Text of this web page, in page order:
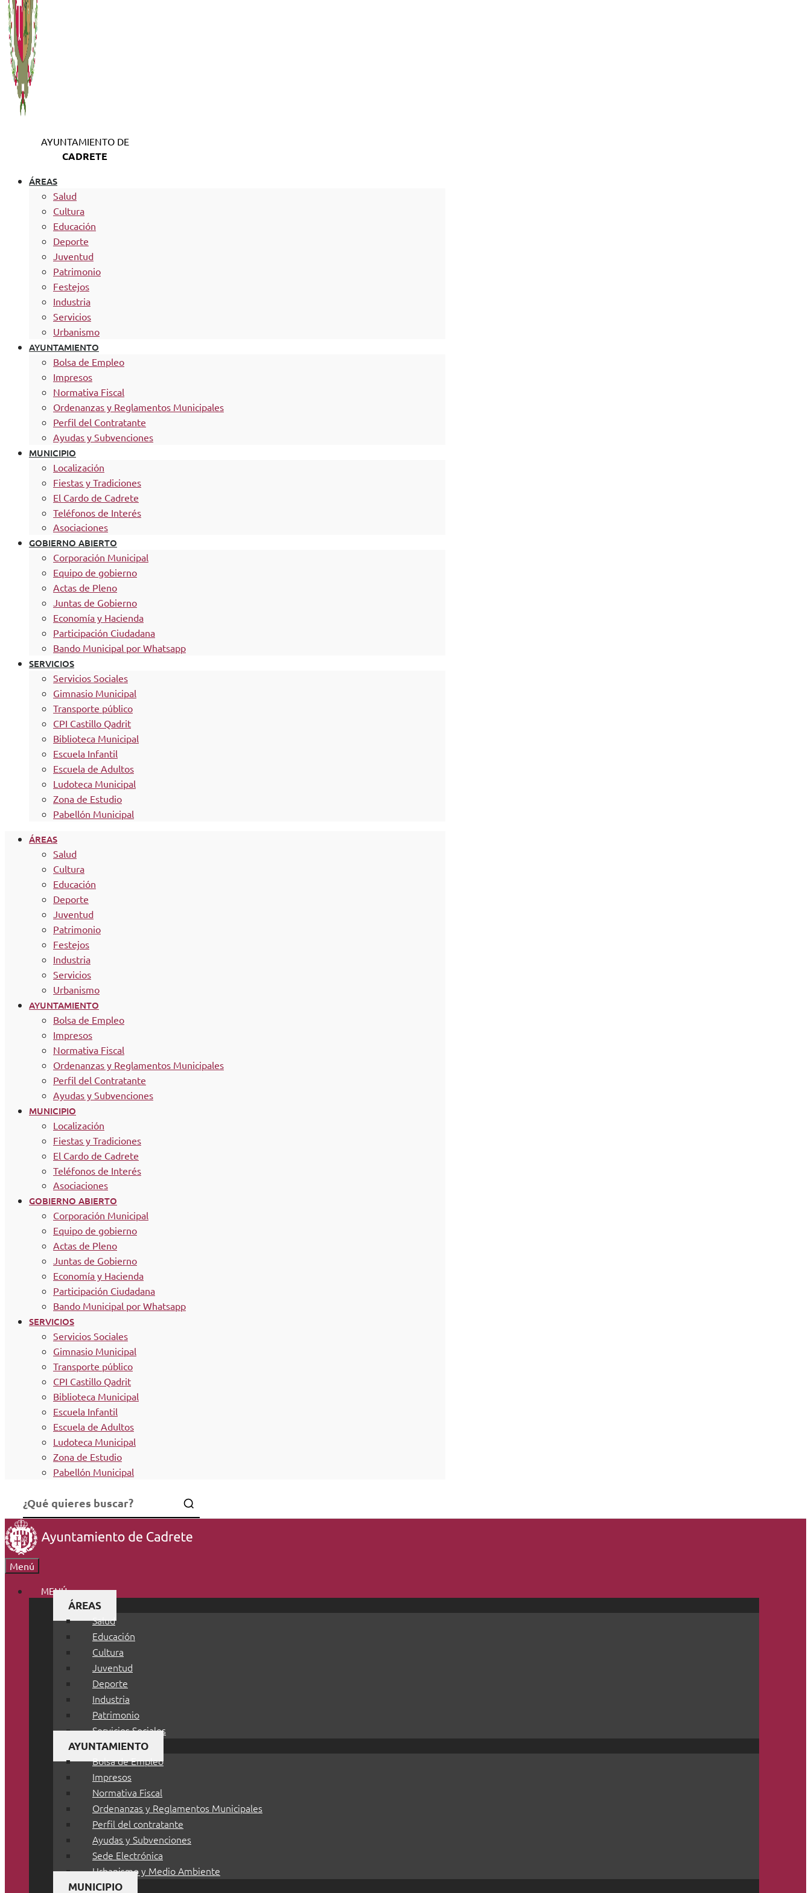
AYUNTAMIENTO DE
CADRETE
ÁREAS
Salud
Cultura
Educación
Deporte
Juventud
Patrimonio
Festejos
Industria
Servicios
Urbanismo
AYUNTAMIENTO
Bolsa de Empleo
Impresos
Normativa Fiscal
Ordenanzas y Reglamentos Municipales
Perfil del Contratante
Ayudas y Subvenciones
MUNICIPIO
Localización
Fiestas y Tradiciones
El Cardo de Cadrete
Teléfonos de Interés
Asociaciones
GOBIERNO ABIERTO
Corporación Municipal
Equipo de gobierno
Actas de Pleno
Juntas de Gobierno
Economía y Hacienda
Participación Ciudadana
Bando Municipal por Whatsapp
SERVICIOS
Servicios Sociales
Gimnasio Municipal
Transporte público
CPI Castillo Qadrit
Biblioteca Municipal
Escuela Infantil
Escuela de Adultos
Ludoteca Municipal
Zona de Estudio
Pabellón Municipal
ÁREAS
Salud
Cultura
Educación
Deporte
Juventud
Patrimonio
Festejos
Industria
Servicios
Urbanismo
AYUNTAMIENTO
Bolsa de Empleo
Impresos
Normativa Fiscal
Ordenanzas y Reglamentos Municipales
Perfil del Contratante
Ayudas y Subvenciones
MUNICIPIO
Localización
Fiestas y Tradiciones
El Cardo de Cadrete
Teléfonos de Interés
Asociaciones
GOBIERNO ABIERTO
Corporación Municipal
Equipo de gobierno
Actas de Pleno
Juntas de Gobierno
Economía y Hacienda
Participación Ciudadana
Bando Municipal por Whatsapp
SERVICIOS
Servicios Sociales
Gimnasio Municipal
Transporte público
CPI Castillo Qadrit
Biblioteca Municipal
Escuela Infantil
Escuela de Adultos
Ludoteca Municipal
Zona de Estudio
Pabellón Municipal
Menú
MENÚ
ÁREAS
Salud
Educación
Cultura
Juventud
Deporte
Industria
Patrimonio
Servicios Sociales
AYUNTAMIENTO
Bolsa de Empleo
Impresos
Normativa Fiscal
Ordenanzas y Reglamentos Municipales
Perfil del contratante
Ayudas y Subvenciones
Sede Electrónica
Urbanismo y Medio Ambiente
MUNICIPIO